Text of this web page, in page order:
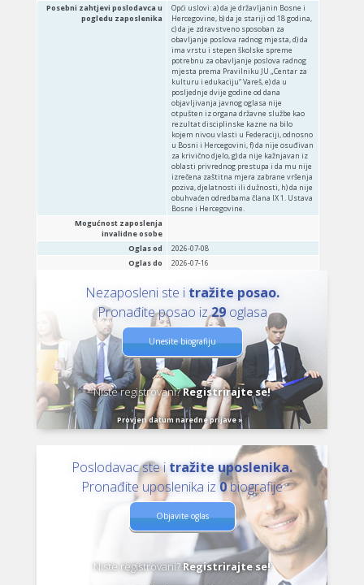
Posebni zahtjevi poslodavca u
pogledu zaposlenika
Opći uslovi: a) da je državljanin Bosne i
Hercegovine, b) da je stariji od 18 godina,
c) da je zdravstveno sposoban za
obavljanje poslova radnog mjesta, d) da
ima vrstu i stepen školske spreme
potrebnu za obavljanje poslova radnog
mjesta prema Pravilniku JU „Centar za
kulturu i edukaciju“ Vareš, e) da u
posljednje dvije godine od dana
objavljivanja javnog oglasa nije
otpušten iz organa državne službe kao
rezultat disciplinske kazne na bilo
kojem nivou vlasti u Federaciji, odnosno
u Bosni i Hercegovini, f) da nije osuđivan
za krivično djelo, g) da nije kažnjavan iz
oblasti privrednog prestupa i da mu nije
izrečena zaštitna mjera zabrane vršenja
poziva, djelatnosti ili dužnosti, h) da nije
obuhvaćen odredbama člana IX 1. Ustava
Bosne i Hercegovine.
Mogućnost zaposlenja
invalidne osobe
Oglas od
2026-07-08
Oglas do
2026-07-16
Nezaposleni ste i tražite posao.
Pronađite posao iz29oglasa
Unesite biografiju
Niste registrovani?Registrirajte se!
Provjeri datum naredne prijave »
Poslodavac ste i tražite uposlenika.
Pronađite uposlenika iz 0biografije
Objavite oglas
Niste registrovani?Registrirajte se!